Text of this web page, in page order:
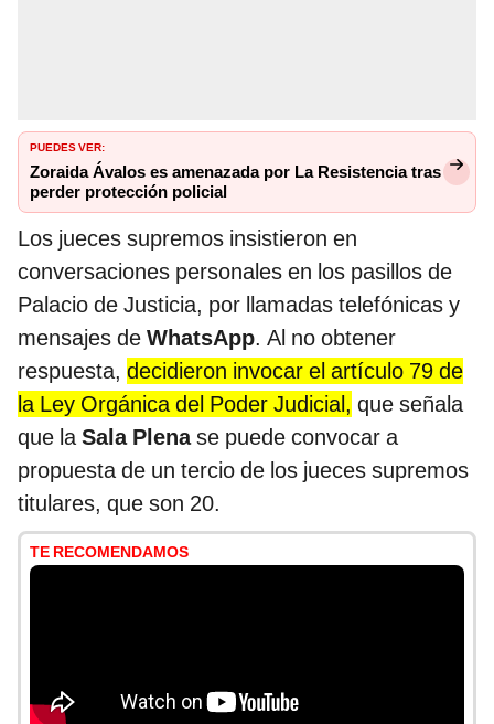
PUEDES VER:
Zoraida Ávalos es amenazada por La Resistencia tras
perder protección policial
Los jueces supremos insistieron en
conversaciones personales en los pasillos de
Palacio de Justicia, por llamadas telefónicas y
mensajes de WhatsApp. Al no obtener
respuesta, decidieron invocar el artículo 79 de
la Ley Orgánica del Poder Judicial, que señala
que laSala Plenase puede convocar a
propuesta de un tercio de los jueces supremos
titulares, que son 20.
TE RECOMENDAMOS